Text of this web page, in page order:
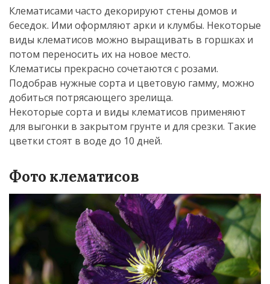
Клематисами часто декорируют стены домов и
беседок. Ими оформляют арки и клумбы. Некоторые
виды клематисов можно выращивать в горшках и
потом переносить их на новое место.
Клематисы прекрасно сочетаются с розами.
Подобрав нужные сорта и цветовую гамму, можно
добиться потрясающего зрелища.
Некоторые сорта и виды клематисов применяют
для выгонки в закрытом грунте и для срезки. Такие
цветки стоят в воде до 10 дней.
Фото клематисов